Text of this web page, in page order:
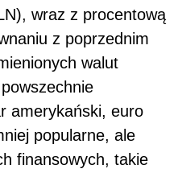
wraz z procentową
z poprzednim
walut
amerykański, euro
popularne, ale
finansowych, takie